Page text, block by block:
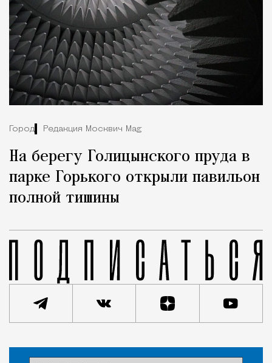
Город Редакция Москвич Mag
На берегу Голицынского пруда в
парке Горького открыли павильон
полной тишины